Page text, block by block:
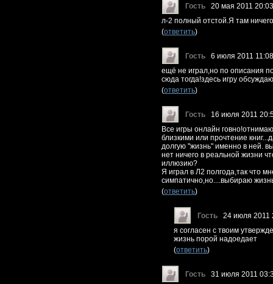
Гость
20 мая 2011 20:03
л-2 полный отстой.Я там
(ответить)
Гость
6 июля 2011 11:08
ещё не играл,но по описания
сюда тогда!здесь игру
(ответить)
Гость
16 июля 2011
Все игры онлайн
близкими или прочтение
долгую "жизнь" именно в ней.
нет ничего в реальной жизни
иллюзию?
Я играл в Л2 полгода,так что
симпатично,но....выбираю
(ответить)
Гость
24 июля 2011
я согласен с твоим
жизнь порой надоедает
(ответить)
Гость
31 июля 2011